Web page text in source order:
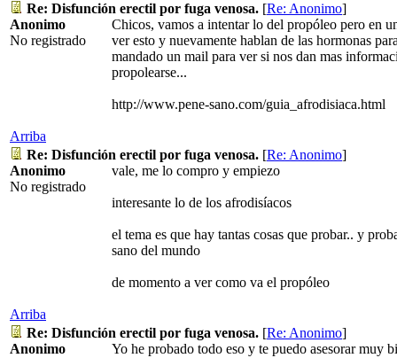
Re: Disfunción erectil por fuga venosa. [Re: Anonimo]
Anonimo
No registrado
Chicos, vamos a intentar lo del propóleo pero en
ver esto y nuevamente hablan de las hormonas
mandado un mail para ver si nos dan mas
propolearse...
http://www.pene-sano.com/guia_afrodisiaca.html
Arriba
Re: Disfunción erectil por fuga venosa. [Re: Anonimo]
Anonimo
No registrado
vale, me lo compro y empiezo
interesante lo de los afrodisíacos
el tema es que hay tantas cosas que probar.. y
sano del mundo
de momento a ver como va el propóleo
Arriba
Re: Disfunción erectil por fuga venosa. [Re: Anonimo]
Anonimo
Yo he probado todo eso y te puedo asesorar muy